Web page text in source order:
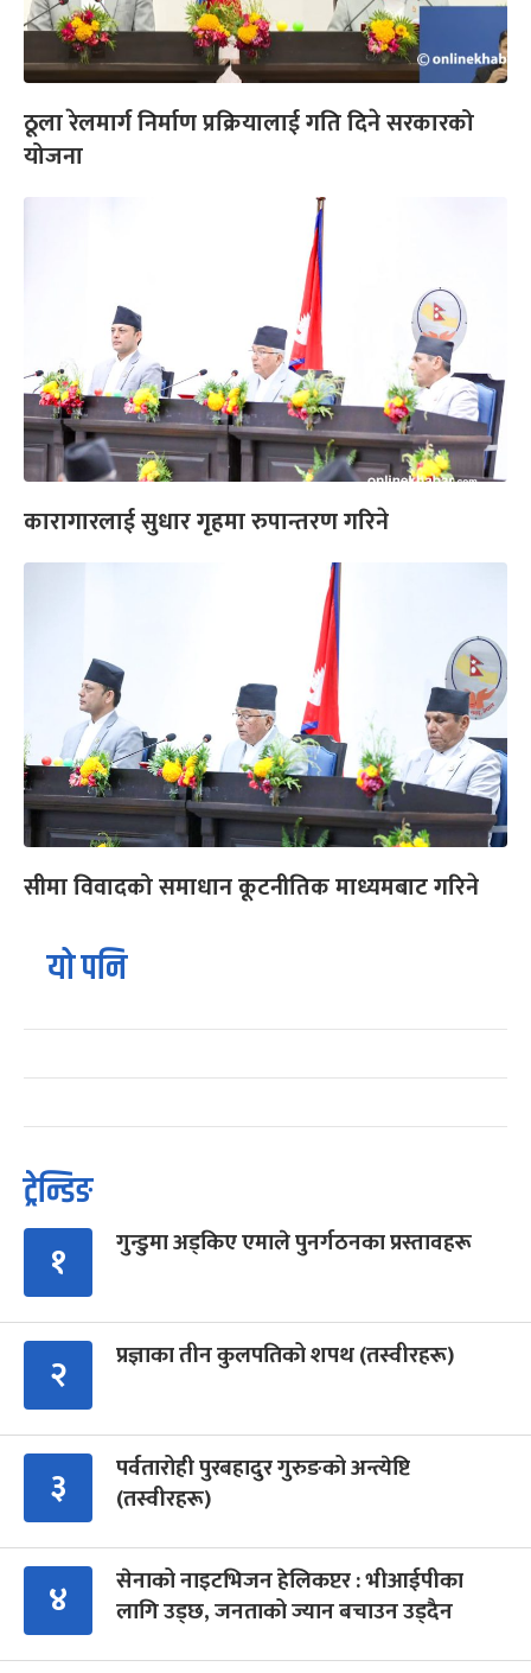
ठूला रेलमार्ग निर्माण प्रक्रियालाई गति दिने सरकारको
योजना
कारागारलाई सुधार गृहमा रुपान्तरण गरिने
सीमा विवादको समाधान कूटनीतिक माध्यमबाट गरिने
यो पनि
ट्रेन्डिङ
१ गुन्डुमा अड्किए एमाले पुनर्गठनका प्रस्तावहरू
२ प्रज्ञाका तीन कुलपतिको शपथ (तस्वीरहरू)
३
पर्वतारोही पुरबहादुर गुरुङको अन्त्येष्टि
(तस्वीरहरू)
४
सेनाको नाइटभिजन हेलिकप्टर : भीआईपीका
लागि उड्छ, जनताको ज्यान बचाउन उड्दैन